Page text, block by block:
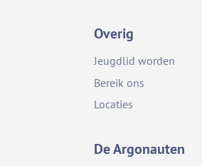
Overig
Jeugdlid worden
Bereik ons
Locaties
De Argonauten